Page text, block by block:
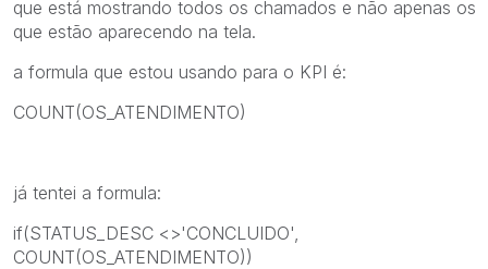
que está mostrando todos os chamados e não apenas os
que estão aparecendo na tela.
a formula que estou usando para o KPI é:
COUNT(OS_ATENDIMENTO)
já tentei a formula:
if(STATUS_DESC <>'CONCLUIDO',
COUNT(OS_ATENDIMENTO))